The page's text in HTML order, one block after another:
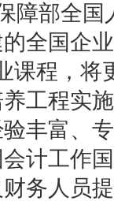
障部全国
全国企
程，将
养工程实
丰富、
计工作
务人员